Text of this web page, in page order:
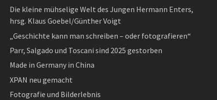
Die kleine mühselige Welt des Jungen Hermann Enters,
hrsg. Klaus Goebel/Günther Voigt
„Geschichte kann man schreiben – oder fotografieren“
Parr, Salgado und Toscani sind 2025 gestorben
Made in Germany in China
XPAN neu gemacht
Fotografie und Bilderlebnis